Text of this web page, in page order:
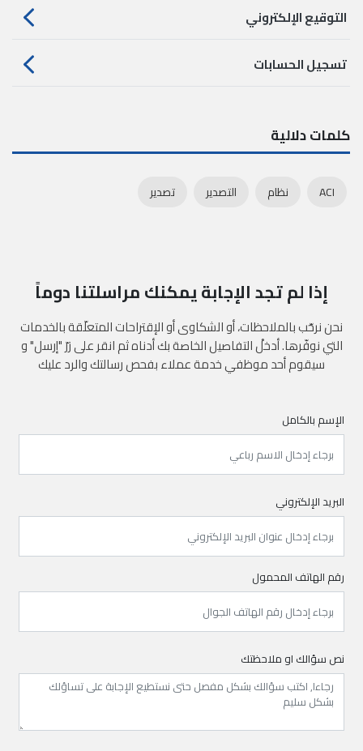
التوقيع الإلكتروني
تسجيل الحسابات
كلمات دلالية
ACI نظام التصدير تصدير
إذا لم تجد الإجابة يمكنك مراسلتنا دوماً
نحن نرحّب بالملاحظات، أو الشكاوى أو الإقتراحات المتعلّقة بالخدمات
التي نوفّرها. أدخلْ التفاصيل الخاصة بك أدناه ثم انقر على زرّ "إرسل" و
سيقوم أحد موظفي خدمة عملاء بفحص رسالتك والرد عليك
الإسم بالكامل
البريد الإلكتروني
رقم الهاتف المحمول
نص سؤالك او ملاحظتك